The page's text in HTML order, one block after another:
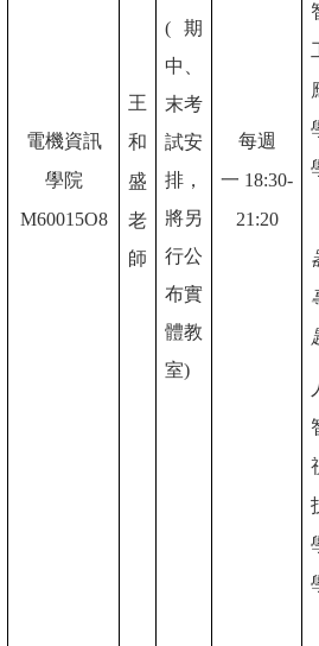
電機資訊
學院
M60015O8
王
和
盛
老
師
(期
中、
末考
試安
排，
將另
行公
布實
體教
室)
每週
一 18:30-
21:20